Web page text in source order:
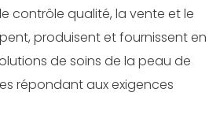
contrôle qualité, la vente et le
produisent et fournissent en
de soins de la peau de
répondant aux exigences